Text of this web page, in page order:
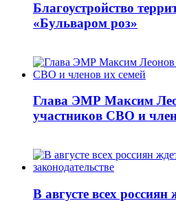
Благоустройство
«Бульваром роз»
Глава ЭМР Максим
участников СВО и
В августе всех